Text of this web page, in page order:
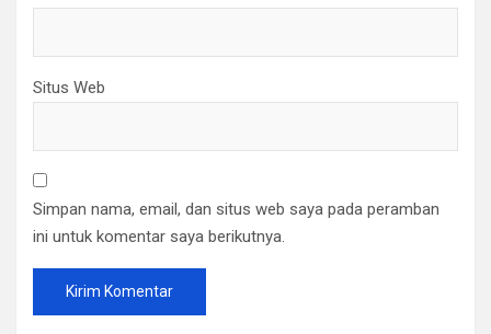
Situs Web
Simpan nama, email, dan situs web saya pada peramban
ini untuk komentar saya berikutnya.